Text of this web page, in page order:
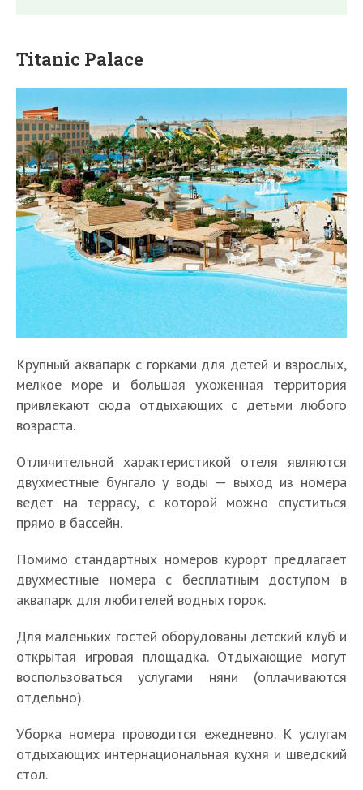
Titanic Palace
Крупный аквапарк с горками для детей и взрослых,
мелкое море и большая ухоженная территория
привлекают сюда отдыхающих с детьми любого
возраста.
Отличительной характеристикой отеля являются
двухместные бунгало у воды — выход из номера
ведет на террасу, с которой можно спуститься
прямо в бассейн.
Помимо стандартных номеров курорт предлагает
двухместные номера с бесплатным доступом в
аквапарк для любителей водных горок.
Для маленьких гостей оборудованы детский клуб и
открытая игровая площадка. Отдыхающие могут
воспользоваться услугами няни (оплачиваются
отдельно).
Уборка номера проводится ежедневно. К услугам
отдыхающих интернациональная кухня и шведский
стол.